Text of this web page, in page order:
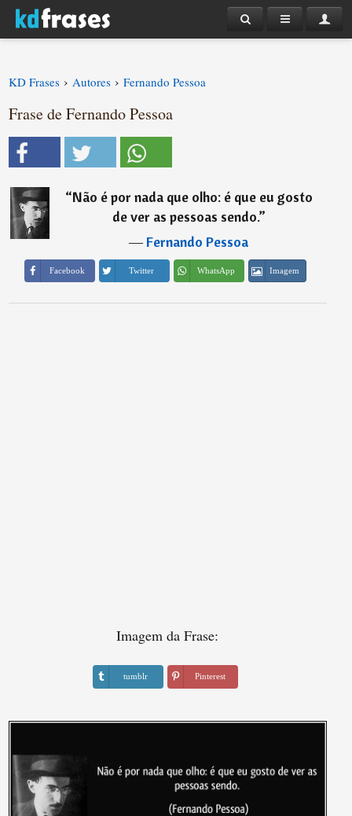
KD Frases › Autores › Fernando Pessoa
Frase de Fernando Pessoa
“Não é por nada que olho: é que eu gosto
de ver as pessoas sendo.”
―Fernando Pessoa
Facebook Twitter WhatsApp Imagem
Imagem da Frase:
tumblr Pinterest